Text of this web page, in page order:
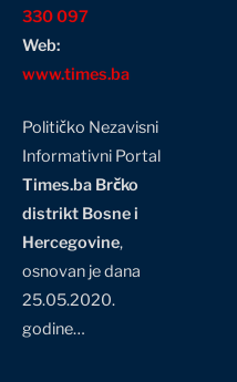
330 097
Web:
www.times.ba
Političko Nezavisni
Informativni Portal
Times.ba Brčko
distrikt Bosne i
Hercegovine,
osnovan je dana
25.05.2020.
godine…